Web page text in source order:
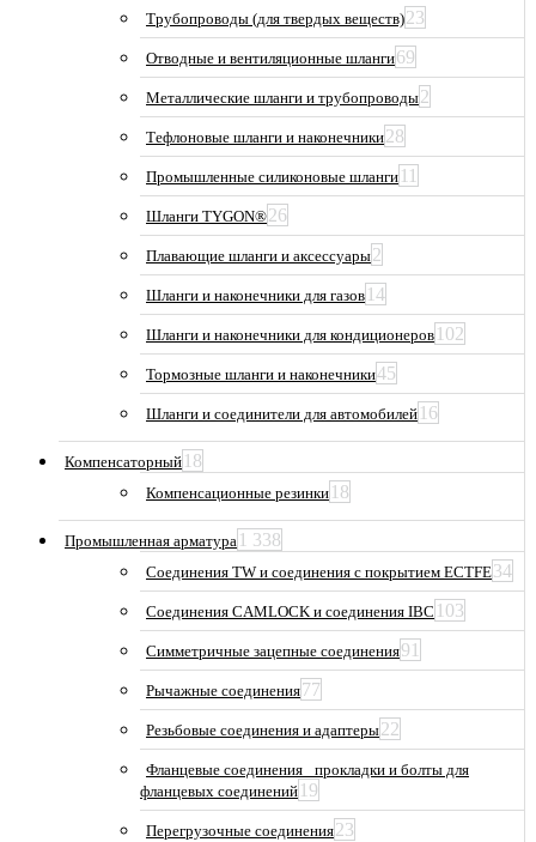
Трубопроводы (для твердых веществ)23
Отводные и вентиляционные шланги69
Металлические шланги и трубопроводы2
Тефлоновые шланги и наконечники28
Промышленные силиконовые шланги 11
Шланги TYGON®26
Плавающие шланги и аксессуары2
Шланги и наконечники для газов 14
Шланги и наконечники для кондиционеров 102
Тормозные шланги и наконечники45
Шланги и соединители для автомобилей 16
Компенсаторный 18
Компенсационные резинки 18
Промышленная арматура 1 338
Соединения TW и соединения с покрытием ECTFE34
Соединения CAMLOCK и соединения IBC 103
Симметричные зацепные соединения91
Рычажные соединения77
Резьбовые соединения и адаптеры22
Фланцевые соединения_ прокладки и болты для
фланцевых соединений 19
Перегрузочные соединения23